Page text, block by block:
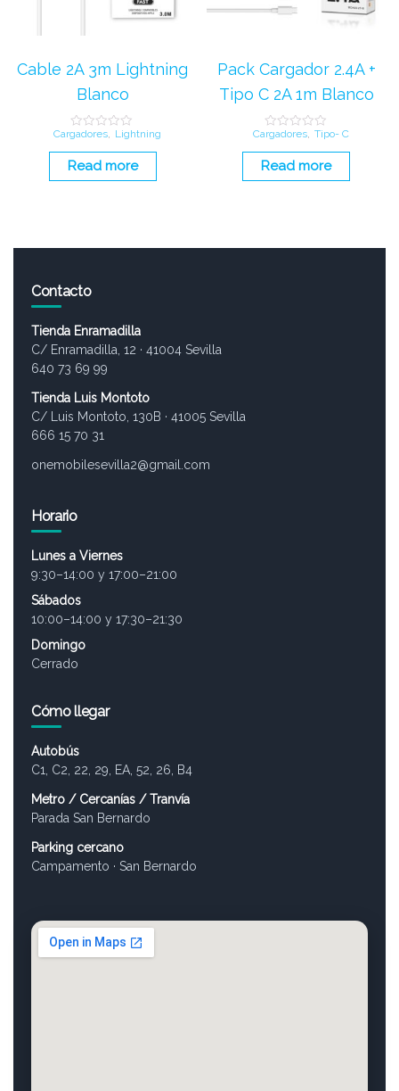
Cable 2A 3m Lightning
Blanco
R
t
e
d
Cargadores, Lightning
Read more
Pack Cargador 2.4A +
Tipo C 2A 1m Blanco
R
t
e
d
Cargadores, Tipo- C
Read more
Contacto
Tienda Enramadilla
C/ Enramadilla, 12 · 41004 Sevilla
640 73 69 99
Tienda Luis Montoto
C/ Luis Montoto, 130B · 41005 Sevilla
666 15 70 31
onemobilesevilla2@gmail.com
Horario
Lunes a Viernes
9:30–14:00 y 17:00–21:00
Sábados
10:00–14:00 y 17:30–21:30
Domingo
Cerrado
Cómo llegar
Autobús
C1, C2, 22, 29, EA, 52, 26, B4
Metro / Cercanías / Tranvía
Parada San Bernardo
Parking cercano
Campamento · San Bernardo